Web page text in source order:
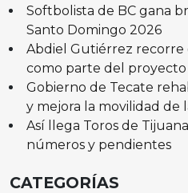
Softbolista de BC gana
Santo Domingo 2026
Abdiel Gutiérrez recorre
como parte del proyecto
Gobierno de Tecate
y mejora la movilidad de
Así llega Toros de
números y pendientes
CATEGORÍAS